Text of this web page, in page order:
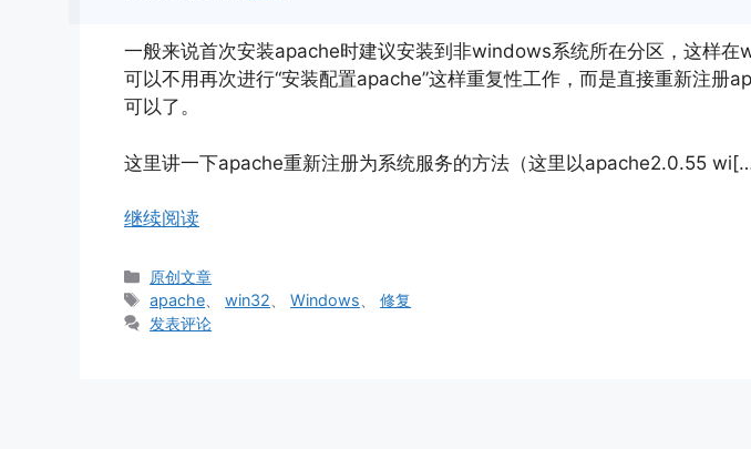
一般来说首次安装apache时建议安装到非windows系统所在分区，这样在
可以不用再次进行“安装配置apache”这样重复性工作，而是直接重新注册
可以了。
这里讲一下apache重新注册为系统服务的方法（这里以apache2.0.55
继续阅读
分
类
原创文章
标
签
apache 、win32 、Windows 、修复
发表评论